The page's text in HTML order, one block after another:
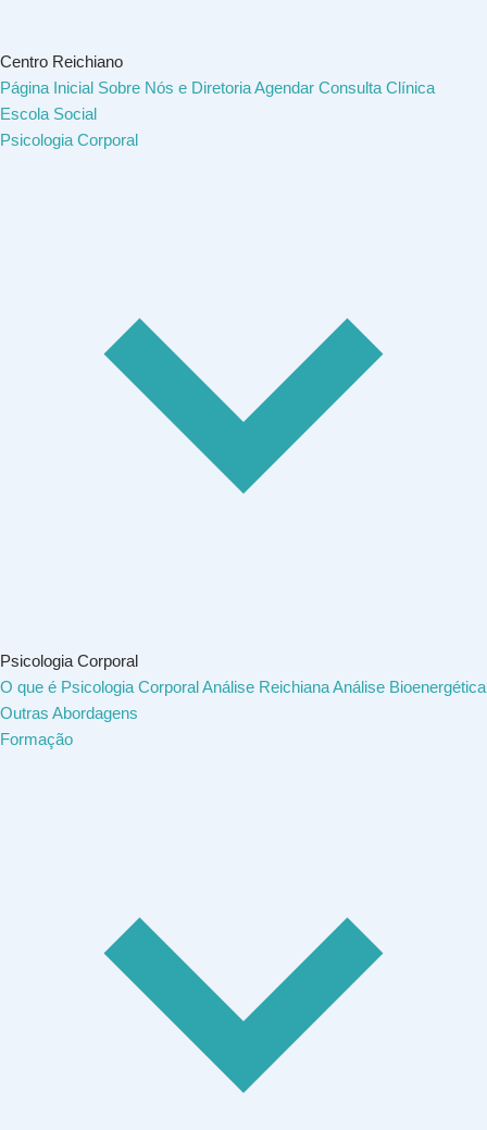
Centro Reichiano
Página Inicial Sobre Nós e DiretoriaAgendar Consulta Clínica
Escola Social
Psicologia Corporal
Psicologia Corporal
O que é Psicologia CorporalAnálise ReichianaAnálise Bioenergética
Outras Abordagens
Formação